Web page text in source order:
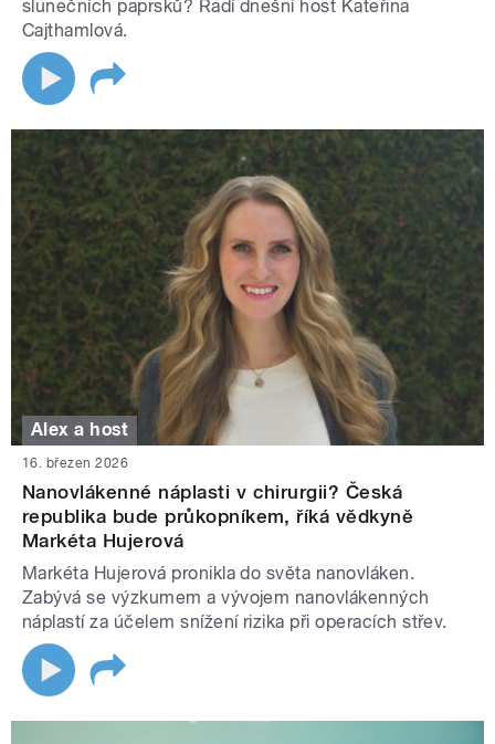
slunečních paprsků? Radí dnešní host Kateřina
Cajthamlová.
Alex a host
16. březen 2026
Nanovlákenné náplasti v chirurgii? Česká
republika bude průkopníkem, říká vědkyně
Markéta Hujerová
Markéta Hujerová pronikla do světa nanovláken.
Zabývá se výzkumem a vývojem nanovlákenných
náplastí za účelem snížení rizika při operacích střev.